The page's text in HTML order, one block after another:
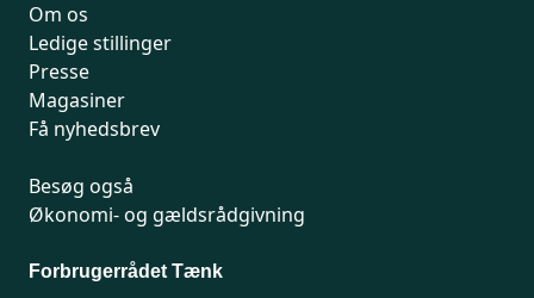
Om os
Ledige stillinger
Presse
Magasiner
Få nyhedsbrev
Besøg også
Økonomi- og gældsrådgivning
Forbrugerrådet Tænk